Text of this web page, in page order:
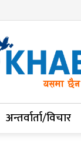
अन्तर्वार्ता/विचार